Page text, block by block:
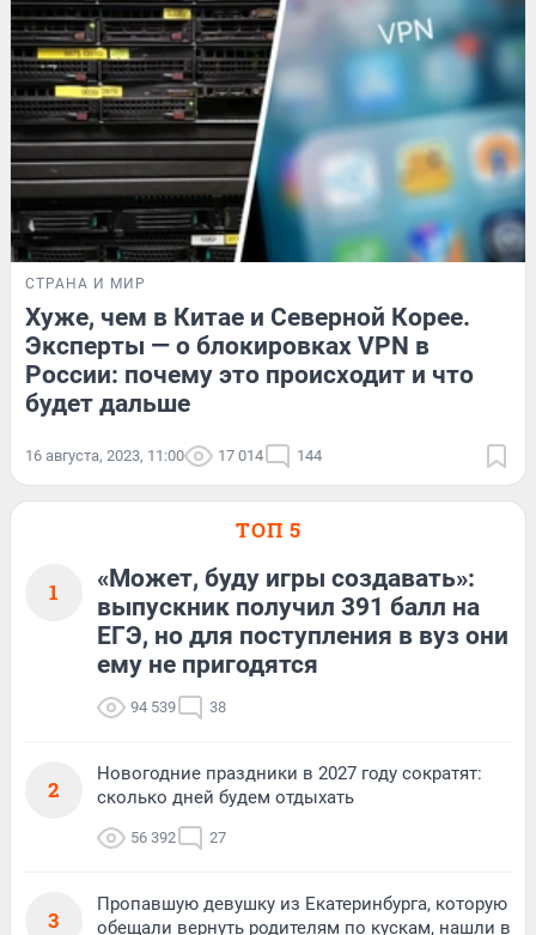
СТРАНА И МИР
Хуже, чем в Китае и Северной Корее.
Эксперты — о блокировках VPN в
России: почему это происходит и что
будет дальше
16 августа, 2023, 11:00 17 014 144
ТОП 5
1
«Может, буду игры создавать»:
выпускник получил 391 балл на
ЕГЭ, но для поступления в вуз они
ему не пригодятся
94 539 38
2
Новогодние праздники в 2027 году сократят:
сколько дней будем отдыхать
56 392 27
3
Пропавшую девушку из Екатеринбурга, которую
обещали вернуть родителям по кускам, нашли в